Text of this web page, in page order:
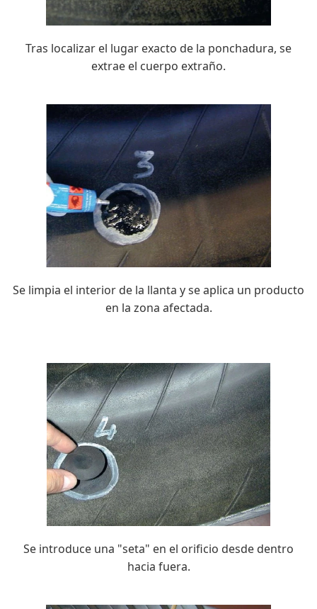
Tras localizar el lugar exacto de la ponchadura, se
extrae el cuerpo extraño.
Se limpia el interior de la llanta y se aplica un producto
en la zona afectada.
Se introduce una "seta" en el orificio desde dentro
hacia fuera.